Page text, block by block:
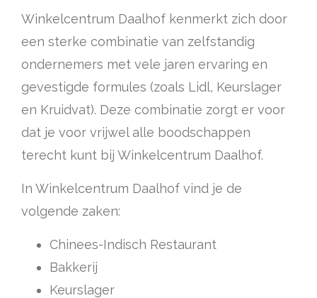
Winkelcentrum Daalhof kenmerkt zich door
een sterke combinatie van zelfstandig
ondernemers met vele jaren ervaring en
gevestigde formules (zoals Lidl, Keurslager
en Kruidvat). Deze combinatie zorgt er voor
dat je voor vrijwel alle boodschappen
terecht kunt bij Winkelcentrum Daalhof.
In Winkelcentrum Daalhof vind je de
volgende zaken:
Chinees-Indisch Restaurant
Bakkerij
Keurslager